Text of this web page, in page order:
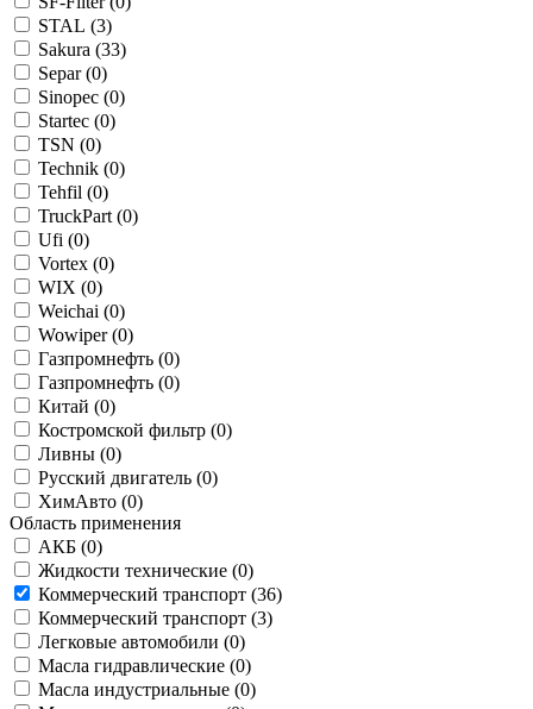
STAL (3)
Sakura (33)
Separ (0)
Sinopec (0)
Startec (0)
TSN (0)
Technik (0)
Tehfil (0)
TruckPart (0)
Ufi (0)
Vortex (0)
WIX (0)
Weichai (0)
Wowiper (0)
Газпромнефть (0)
Газпромнефть (0)
Китай (0)
Костромской фильтр (0)
Ливны (0)
Русский двигатель (0)
ХимАвто (0)
Область применения
АКБ (0)
Жидкости технические (0)
Коммерческий транспорт (36)
Коммерческий транспорт (3)
Легковые автомобили (0)
Масла гидравлические (0)
Масла индустриальные (0)